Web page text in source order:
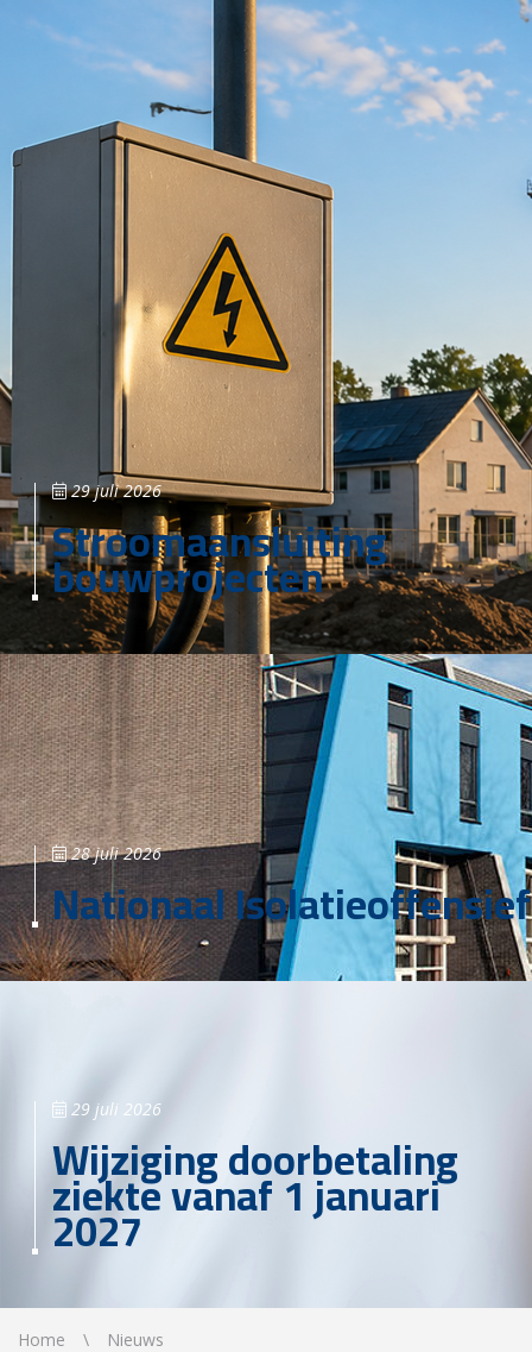
29 juli 2026
Stroomaansluiting
bouwprojecten
28 juli 2026
Nationaal Isolatieoffensief
29 juli 2026
Wijziging doorbetaling
ziekte vanaf 1 januari
2027
Home Nieuws